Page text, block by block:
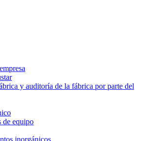
y auditoría de la fábrica por parte del
de equipo
inorgánicos